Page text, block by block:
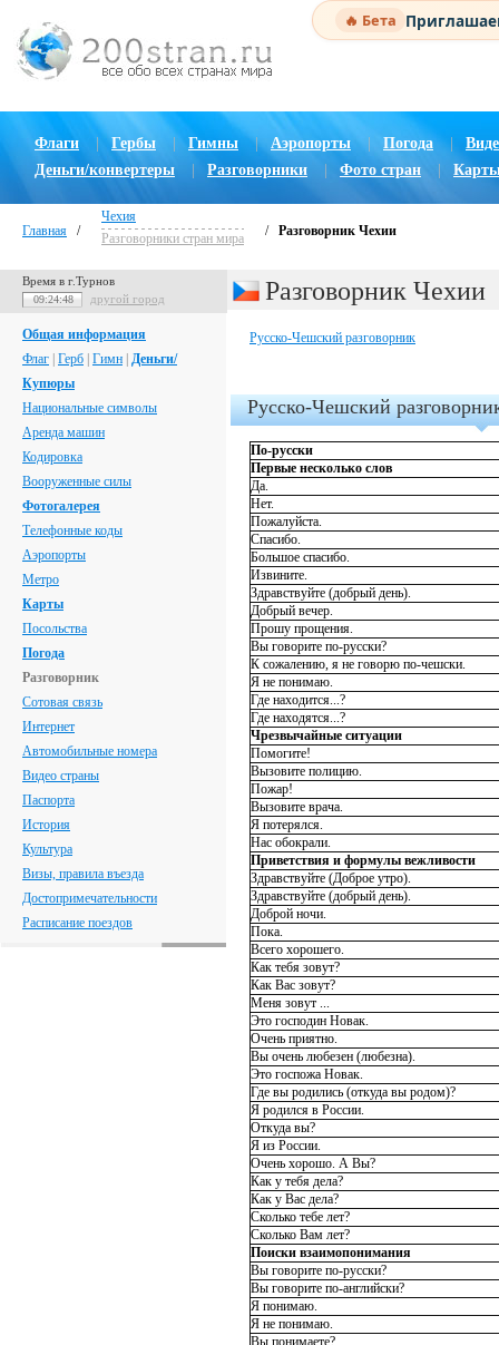
🔥 Бета
Флаги Гербы Гимны | Аэропорты Погода |
Деньги/конвертеры
Разговорники Фото стран
Главная /
Чехия
Разговорники стран мира
/ Разговорник Чехии
Время в г.Турнов
09:24:49 другой город
Общая информация
Флаг Герб Гимн Деньги/
Купюры
Национальные символы
Аренда машин
Кодировка
Вооруженные силы
Фотогалерея
Телефонные коды
Аэропорты
Метро
Карты
Посольства
Погода
Разговорник
Сотовая связь
Интернет
Автомобильные номера
Видео страны
Паспорта
История
Культура
Визы, правила въезда
Достопримечательности
Расписание поездов
Разговорник Чехии
Русско-Чешский разговорник
Русско-Чешский
По-русски
Первые несколько слов
Да.
Нет.
Пожалуйста.
Спасибо.
Большое спасибо.
Извините.
Здравствуйте (добрый день).
Добрый вечер.
Прошу прощения.
Вы говорите по-русски?
К сожалению, я не говорю по-чешски.
Я не понимаю.
Где находится...?
Где находятся...?
Чрезвычайные ситуации
Помогите!
Вызовите полицию.
Пожар!
Вызовите врача.
Я потерялся.
Нас обокрали.
Приветствия и формулы вежливости
Здравствуйте (Доброе утро).
Здравствуйте (добрый день).
Доброй ночи.
Пока.
Всего хорошего.
Как тебя зовут?
Как Вас зовут?
Меня зовут ...
Это господин Новак.
Очень приятно.
Вы очень любезен (любезна).
Это госпожа Новак.
Где вы родились (откуда вы родом)?
Я родился в России.
Откуда вы?
Я из России.
Очень хорошо. А Вы?
Как у тебя дела?
Как у Вас дела?
Сколько тебе лет?
Сколько Вам лет?
Поиски взаимопонимания
Вы говорите по-русски?
Вы говорите по-английски?
Я понимаю.
Я не понимаю.
Вы понимаете?